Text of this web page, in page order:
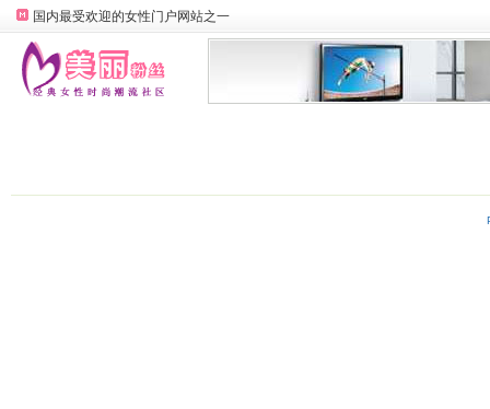
国内最受欢迎的女性门户网站之一